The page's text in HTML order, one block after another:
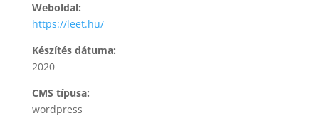
Weboldal:
https://leet.hu/
Készítés dátuma:
2020
CMS típusa:
wordpress